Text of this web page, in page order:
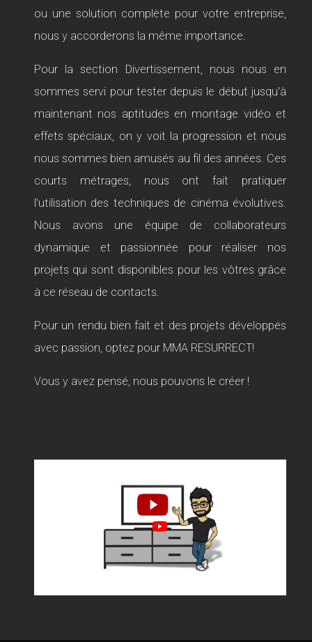
ou une solution complète pour votre entreprise,
nous y accorderons la même importance.
Pour la section Divertissement, nous nous en
sommes servi pour tester depuis le début jusqu'à
maintenant nos aptitudes en montage vidéo et
effets spéciaux, on y voit la progression et nous
nous sommes bien amusés au fil des années. Ces
courts métrages, nous ont fait pratiquer
l'utilisation des techniques de cinéma évolutives.
Nous avons une équipe de collaborateurs
dynamique et passionnée pour réaliser nos
projets qui sont disponibles pour les vôtres grâce
à ce réseau de contacts.
Pour un rendu bien fait et des projets développés
avec passion, optez pour MMA RESURRECT!
Vous y avez pensé, nous pouvons le créer !